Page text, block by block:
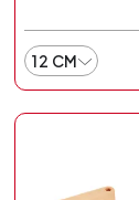
12 CM